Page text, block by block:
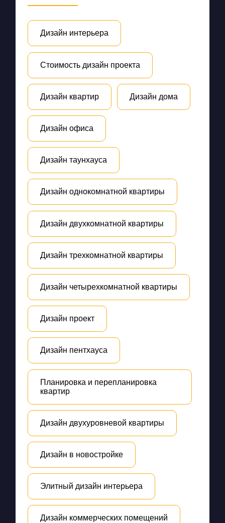
Дизайн интерьера
Стоимость дизайн проекта
Дизайн квартир Дизайн дома
Дизайн офиса
Дизайн таунхауса
Дизайн однокомнатной квартиры
Дизайн двухкомнатной квартиры
Дизайн трехкомнатной квартиры
Дизайн четырехкомнатной квартиры
Дизайн проект
Дизайн пентхауса
Планировка и перепланировка
квартир
Дизайн двухуровневой квартиры
Дизайн в новостройке
Элитный дизайн интерьера
Дизайн коммерческих помещений